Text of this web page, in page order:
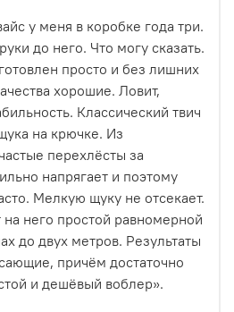
у меня в коробке года три.
до него. Что могу сказать.
просто и без лишних
хорошие. Ловит,
Классический твич
на крючке. Из
перехлёсты за
напрягает и поэтому
Мелкую щуку не отсекает.
него простой равномерной
до двух метров. Результаты
причём достаточно
и дешёвый воблер».